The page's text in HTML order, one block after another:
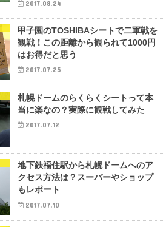
2017.08.24
甲子園のTOSHIBAシートで二軍戦を
観戦！この距離から観られて1000円
はお得だと思う
2017.07.25
札幌ドームのらくらくシートって本
当に楽なの？実際に観戦してみた
2017.07.12
地下鉄福住駅から札幌ドームへのア
クセス方法は？スーパーやショップ
もレポート
2017.07.10